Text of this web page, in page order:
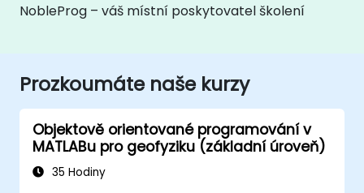
NobleProg – váš místní poskytovatel školení
Prozkoumáte naše kurzy
Objektově orientované programování v
MATLABu pro geofyziku (základní úroveň)
35 Hodiny